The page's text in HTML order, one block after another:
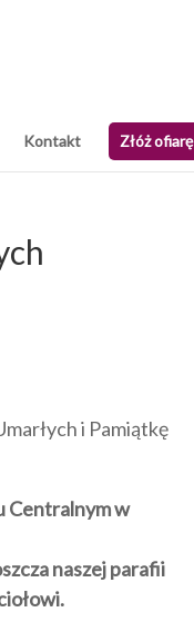
Kontakt Złóż ofiarę
i Pamiątkę
Centralnym w
naszej parafii